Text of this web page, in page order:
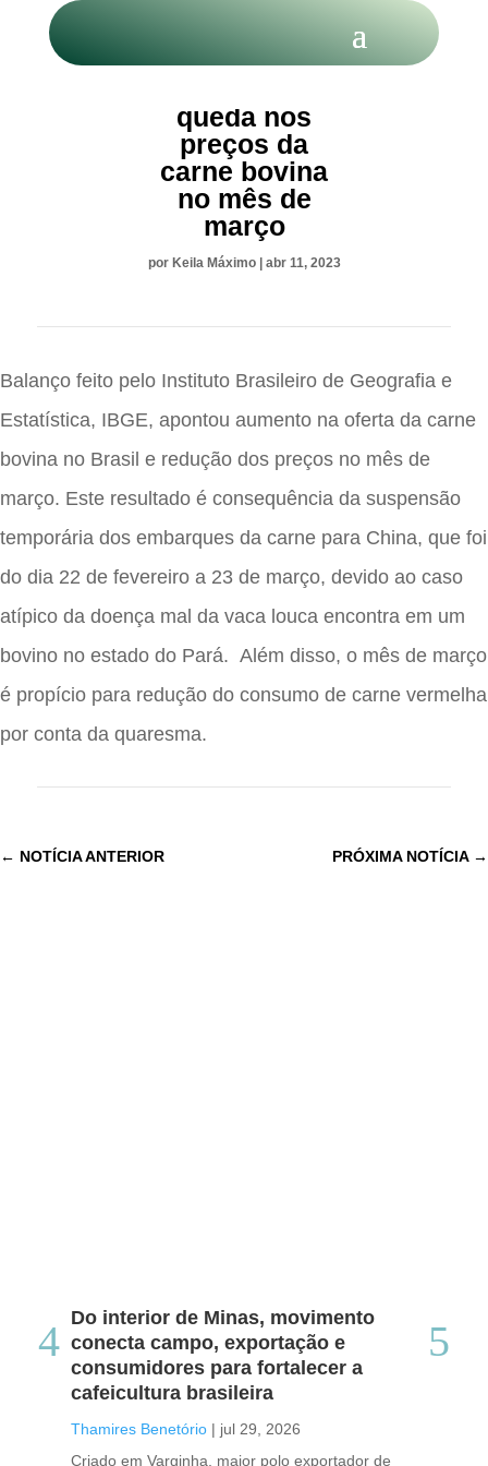
queda nos
preços da
carne bovina
no mês de
março
por Keila Máximo| abr 11, 2023
Balanço feito pelo Instituto Brasileiro de Geografia e
Estatística, IBGE, apontou aumento na oferta da carne
bovina no Brasil e redução dos preços no mês de
março. Este resultado é consequência da suspensão
temporária dos embarques da carne para China, que foi
do dia 22 de fevereiro a 23 de março, devido ao caso
atípico da doença mal da vaca louca encontra em um
bovino no estado do Pará. Além disso, o mês de março
é propício para redução do consumo de carne vermelha
por conta da quaresma.
← NOTÍCIA ANTERIOR PRÓXIMA NOTÍCIA→
Do interior de Minas, movimento
conecta campo, exportação e
consumidores para fortalecer a
cafeicultura brasileira
Thamires Benetório | jul 29, 2026
Criado em Varginha, maior polo exportador de